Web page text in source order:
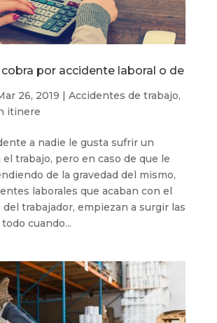
por accidente laboral o de
26, 2019 | Accidentes de trabajo,
itinere
a nadie le gusta sufrir un
trabajo, pero en caso de que le
de la gravedad del mismo,
laborales que acaban con el
trabajador, empiezan a surgir las
cuando...